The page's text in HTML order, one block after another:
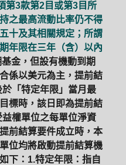
第3款第2目或第3目所
之最高流動比率仍不得
十及其相關規定；所謂
年限在三年（含）以內
金，但設有機動到期
係以美元為主，提前結
「特定年限」當月最
標時，該日即為提前結
權單位之每單位淨資
前結算要件成立時，本
位均將啟動提前結算機
下：1.特定年限：指自